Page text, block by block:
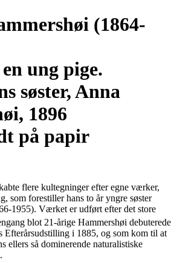
(1864-
ung pige.
søster, Anna
1896
på papir
flere kultegninger efter egne værker,
som forestiller hans to år yngre søster
1955). Værket er udført efter det store
blot 21-årige Hammershøi debuterede
Efterårsudstilling i 1885, og som kom til at
ellers så dominerende naturalistiske